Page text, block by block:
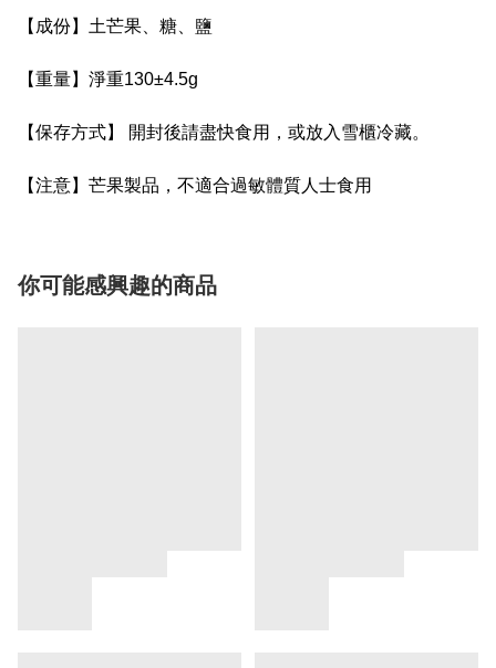
【成份】土芒果、糖、鹽
【重量】淨重130±4.5g
【保存方式】 開封後請盡快食用，或放入雪櫃冷藏。
【注意】芒果製品，不適合過敏體質人士食用
你可能感興趣的商品